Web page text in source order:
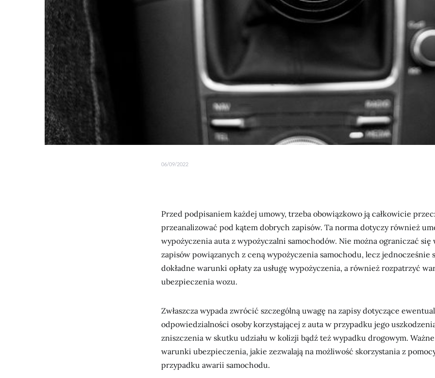
06/09/2022
Przed podpisaniem każdej umowy, trzeba obowiązkowo ją całkowicie
przeanalizować pod kątem dobrych zapisów. Ta norma dotyczy również
wypożyczenia auta z wypożyczalni samochodów. Nie można ograniczać się
zapisów powiązanych z ceną wypożyczenia samochodu, lecz jednocześnie
dokładne warunki opłaty za usługę wypożyczenia, a również rozpatrzyć
ubezpieczenia wozu.
Zwłaszcza wypada zwrócić szczególną uwagę na zapisy dotyczące
odpowiedzialności osoby korzystającej z auta w przypadku jego
zniszczenia w skutku udziału w kolizji bądź też wypadku drogowym.
warunki ubezpieczenia, jakie zezwalają na możliwość skorzystania z
przypadku awarii samochodu.